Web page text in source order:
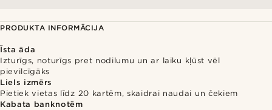
PRODUKTA INFORMĀCIJA
Īsta āda
Izturīgs, noturīgs pret nodilumu un ar laiku kļūst vēl
pievilcīgāks
Liels izmērs
Pietiek vietas līdz 20 kartēm, skaidrai naudai un čekiem
Kabata banknotēm